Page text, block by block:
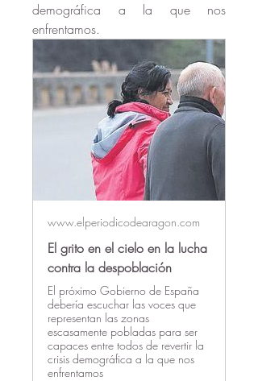
demográfica a la que nos
enfrentamos.
www.elperiodicodearagon.com
El grito en el cielo en la lucha
contra la despoblación
El próximo Gobierno de España
debería escuchar las voces que
representan las zonas
escasamente pobladas para ser
capaces entre todos de revertir la
crisis demográfica a la que nos
enfrentamos